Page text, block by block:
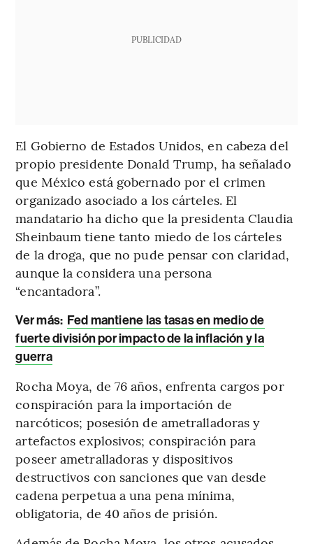
PUBLICIDAD
El Gobierno de Estados Unidos, en cabeza del
propio presidente Donald Trump, ha señalado
que México está gobernado por el crimen
organizado asociado a los cárteles. El
mandatario ha dicho que la presidenta Claudia
Sheinbaum tiene tanto miedo de los cárteles
de la droga, que no pude pensar con claridad,
aunque la considera una persona
“encantadora”.
Ver más: Fed mantiene las tasas en medio de
fuerte división por impacto de la inflación y la
guerra
Rocha Moya, de 76 años, enfrenta cargos por
conspiración para la importación de
narcóticos; posesión de ametralladoras y
artefactos explosivos; conspiración para
poseer ametralladoras y dispositivos
destructivos con sanciones que van desde
cadena perpetua a una pena mínima,
obligatoria, de 40 años de prisión.